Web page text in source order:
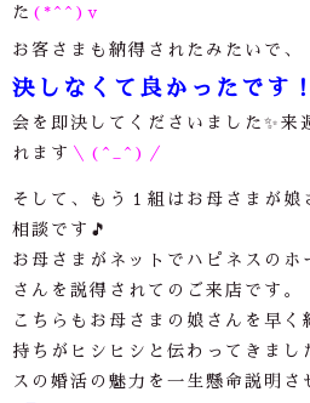
た (*^^)v
お客さまも納得されたみたいで、
決しなくて良かったです
会を即決してくださいました✨来
れます ＼(^_^)／
そして、もう１組はお母さまが娘
相談です🎵
お母さまがネットでハピネスのホ
さんを説得されてのご来店です。
こちらもお母さまの娘さんを早
持ちがヒシヒシと伝わってきまし
スの婚活の魅力を一生懸命説明さ